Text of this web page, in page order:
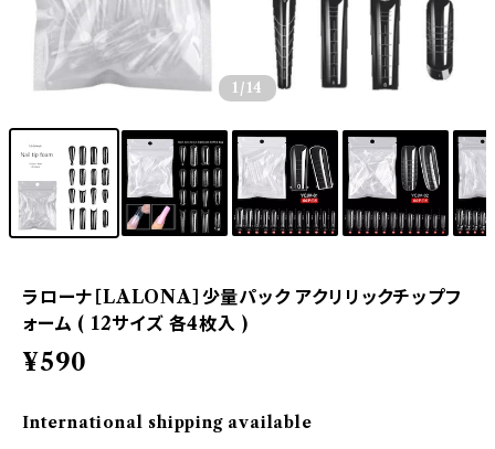
1 /14
ラローナ［LALONA］少量パック アクリリックチップフ
ォーム ( 12サイズ 各4枚入 )
¥590
International shipping available